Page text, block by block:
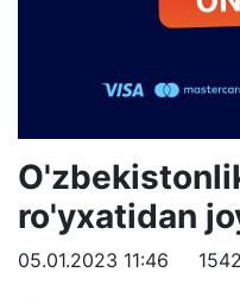
ro'yxatidan
05.01.2023 11:46 1542